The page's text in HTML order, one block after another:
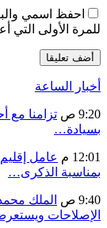
احفظ اسمي
للمرة الأولى التي
أخبار الساعة
9:20 ص
تزامنا مع
بسيادة…
12:01 م
عامل
بمناسبة الذكرى…
9:40 ص
الملك
الإصلاحات